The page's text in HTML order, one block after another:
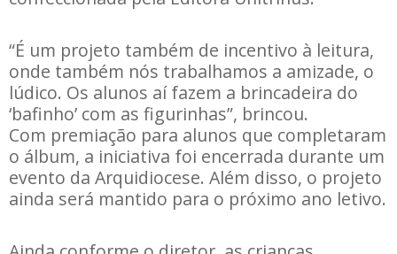
“É um projeto também de incentivo à leitura,
onde também nós trabalhamos a amizade, o
lúdico. Os alunos aí fazem a brincadeira do
‘bafinho’ com as figurinhas”, brincou.
Com premiação para alunos que completaram
o álbum, a iniciativa foi encerrada durante um
evento da Arquidiocese. Além disso, o projeto
ainda será mantido para o próximo ano letivo.